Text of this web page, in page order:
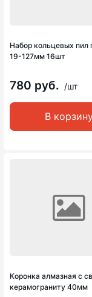
Набор кольцевых пил
19-127мм 16шт
780 руб. /шт
В
Коронка алмазная с
керамограниту 40мм